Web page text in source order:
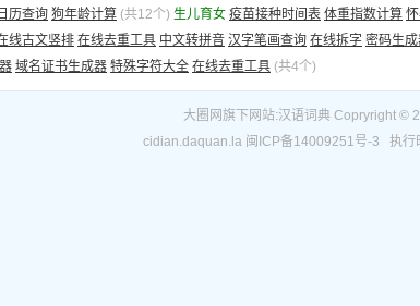
历查询 狗年龄计算 (共12个) 生儿育女 疫苗接种时间表 体重指数计算
线古文竖排 在线去重工具 中文转拼音 汉字笔画查询 在线拆字 密码生
域名证书生成器 特殊字符大全 在线去重工具 (共4个)
大圈网旗下网站:汉语词典 Copryright ©
cidian.daquan.la 闽ICP备14009251号-3 执行